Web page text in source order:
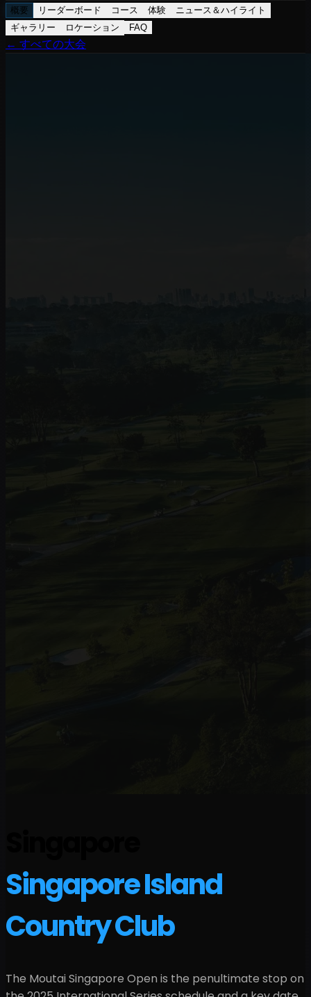
概要 リーダーボード コース 体験
ニュース＆ハイライト
ギャラリー
ロケーション FAQ
← すべての大会
Singapore Island
Country Club
The Moutai Singapore Open is the penultimate stop on